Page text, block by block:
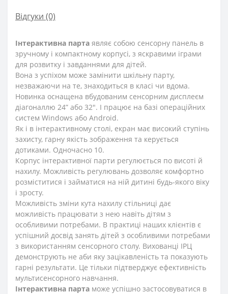
Відгуки (0)
Інтерактивна парта являє собою сенсорну панель в
зручному і компактному корпусі, з яскравими іграми
для розвитку і завданнями для дітей.
Вона з успіхом може замінити шкільну парту,
незважаючи на те, знаходиться в класі чи вдома.
Новинка оснащена вбудованим сенсорним дисплеєм
діагоналлю 24” або 32″. І працює на базі операційних
систем Windows або Android.
Як і в інтерактивному столі, екран має високий ступінь
захисту, гарну якість зображення та керується
дотиками. Одночасно 10.
Корпус інтерактивної парти регулюється по висоті й
нахилу. Можливість регулювань дозволяє комфортно
розміститися і займатися на ній дитині будь-якого віку
і зросту.
Можливість зміни кута нахилу стільниці дає
можливість працювати з нею навіть дітям з
особливими потребами. В практиці наших клієнтів є
успішний досвід занять дітей з особливими потребами
з використанням сенсорного столу. Вихованці ІРЦ
демонструють не аби яку зацікавленість та показують
гарні результати. Це тільки підтверджує ефективність
мультисенсорного навчання.
Інтерактивна парта може успішно застосовуватися в